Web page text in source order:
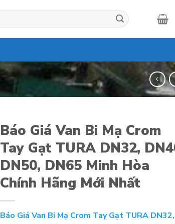
Báo Giá Van Bi Mạ Crom
Tay Gạt TURA DN32,
DN50, DN65 Minh Hòa
Chính Hãng Mới Nhất
Báo Giá Van Bi Mạ Crom Tay Gạt TURA DN32,